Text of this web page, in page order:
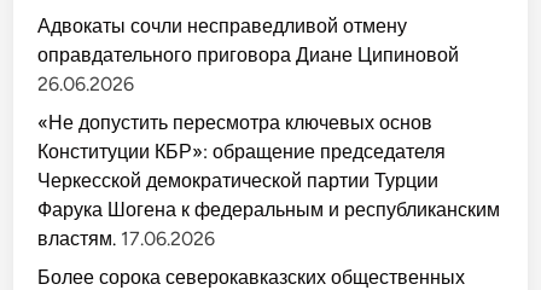
Адвокаты сочли несправедливой отмену
оправдательного приговора Диане Ципиновой
26.06.2026
«Не допустить пересмотра ключевых основ
Конституции КБР»: обращение председателя
Черкесской демократической партии Турции
Фарука Шогена к федеральным и республиканским
властям. 17.06.2026
Более сорока северокавказских общественных